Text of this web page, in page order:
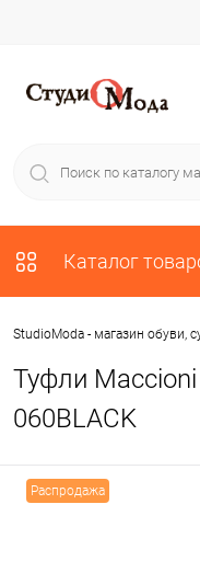
Каталог
StudioModa - магазин обуви,
Туфли
060BLACK
Распродажа